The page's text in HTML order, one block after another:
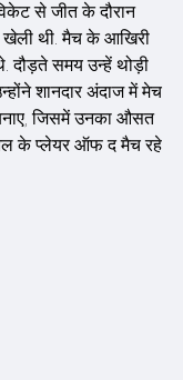
से जीत के दौरान
खेली थी. मैच के आखिरी
समय उन्हें थोड़ी
शानदार अंदाज में मेच
जिसमें उनका औसत
के प्लेयर ऑफ द मैच रहे